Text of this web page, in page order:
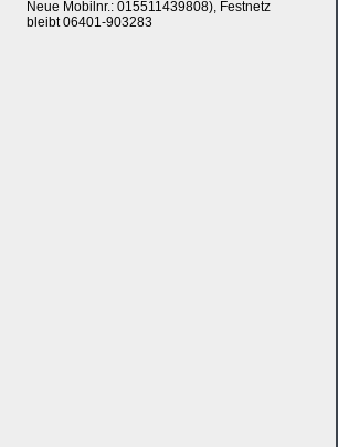
Neue Mobilnr.: 015511439808), Festnetz
bleibt 06401-903283